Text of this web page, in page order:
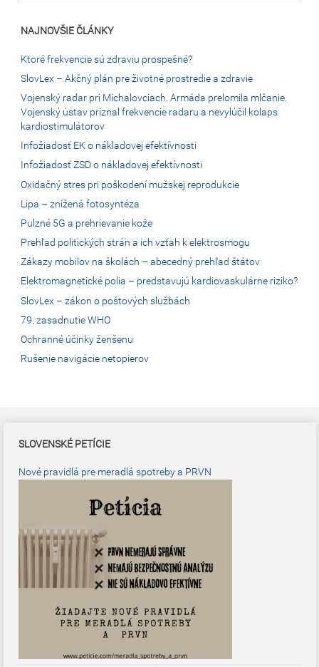
NAJNOVŠIE ČLÁNKY
Ktoré frekvencie sú zdraviu prospešné?
SlovLex – Akčný plán pre životné prostredie a zdravie
Vojenský radar pri Michalovciach. Armáda prelomila mlčanie.
Vojenský ústav priznal frekvencie radaru a nevylúčil kolaps
kardiostimulátorov
Infožiadosť EK o nákladovej efektívnosti
Infožiadosť ZSD o nákladovej efektívnosti
Oxidačný stres pri poškodení mužskej reprodukcie
Lipa – znížená fotosyntéza
Pulzné 5G a prehrievanie kože
Prehľad politických strán a ich vzťah k elektrosmogu
Zákazy mobilov na školách – abecedný prehľad štátov
Elektromagnetické polia – predstavujú kardiovaskulárne riziko?
SlovLex – zákon o poštových službách
79. zasadnutie WHO
Ochranné účinky ženšenu
Rušenie navigácie netopierov
SLOVENSKÉ PETÍCIE
Nové pravidlá pre meradlá spotreby a PRVN